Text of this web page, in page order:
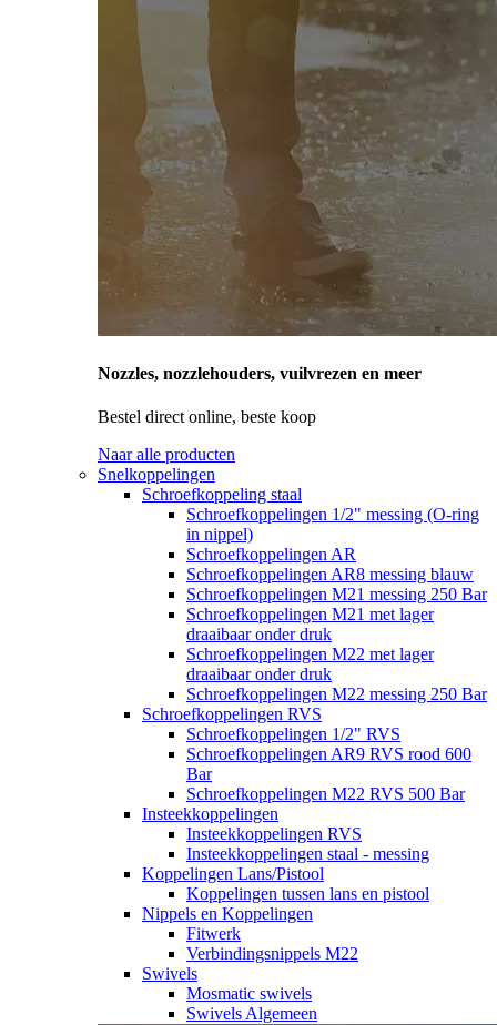
Nozzles, nozzlehouders, vuilvrezen en meer
Bestel direct online, beste koop
Naar alle producten
Snelkoppelingen
Schroefkoppeling staal
Schroefkoppelingen 1/2" messing (O-ring
in nippel)
Schroefkoppelingen AR
Schroefkoppelingen AR8 messing blauw
Schroefkoppelingen M21 messing 250 Bar
Schroefkoppelingen M21 met lager
draaibaar onder druk
Schroefkoppelingen M22 met lager
draaibaar onder druk
Schroefkoppelingen M22 messing 250 Bar
Schroefkoppelingen RVS
Schroefkoppelingen 1/2" RVS
Schroefkoppelingen AR9 RVS rood 600
Bar
Schroefkoppelingen M22 RVS 500 Bar
Insteekkoppelingen
Insteekkoppelingen RVS
Insteekkoppelingen staal - messing
Koppelingen Lans/Pistool
Koppelingen tussen lans en pistool
Nippels en Koppelingen
Fitwerk
Verbindingsnippels M22
Swivels
Mosmatic swivels
Swivels Algemeen